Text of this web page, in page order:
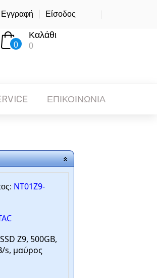
Εγγραφή Είσοδος
0
Καλάθι
0
ΕΠΙΚΟΙΝΩΝΙΑ
NT01Z9-
Z9, 500GB,
s, μαύρος